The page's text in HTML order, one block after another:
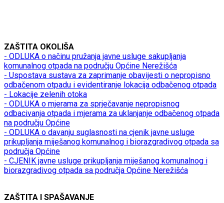
ZAŠTITA OKOLIŠA
- ODLUKA o načinu pružanja javne usluge sakupljanja
komunalnog otpada na području Općine Nerežišća
- Uspostava sustava za zaprimanje obavijesti o nepropisno
odbačenom otpadu i evidentiranje lokacija odbačenog otpada
- Lokacije zelenih otoka
- ODLUKA o mjerama za sprječavanje nepropisnog
odbacivanja otpada i mjerama za uklanjanje odbačenog otpada
na području Općine
- ODLUKA o davanju suglasnosti na cjenik javne usluge
prikupljanja miješanog komunalnog i biorazgradivog otpada sa
područja Općine
- CJENIK javne usluge prikupljanja miješanog komunalnog i
biorazgradivog otpada sa područja Općine Nerežišća
ZAŠTITA I SPAŠAVANJE